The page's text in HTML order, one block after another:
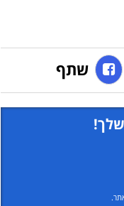
שתף